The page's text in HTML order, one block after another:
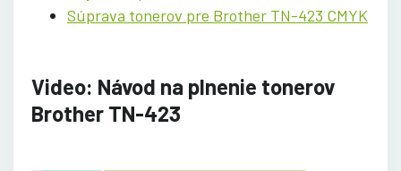
Súprava tonerov pre Brother TN-423 CMYK
Video: Návod na plnenie tonerov
Brother TN-423